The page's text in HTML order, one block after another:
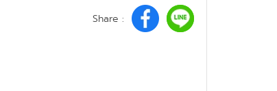
Share :